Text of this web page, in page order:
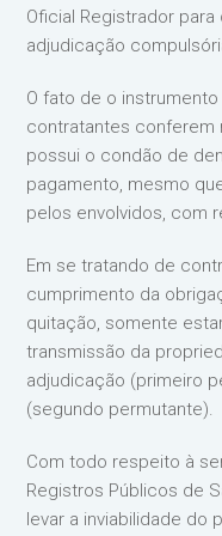
Oficial Registrador
adjudicação
O fato de o
contratantes conferem
possui o condão de
pagamento, mesmo
pelos envolvidos, com
Em se tratando de
cumprimento da
quitação, somente
transmissão da
adjudicação (primeiro
(segundo permutante).
Com todo respeito à
Registros Públicos de
levar a inviabilidade do